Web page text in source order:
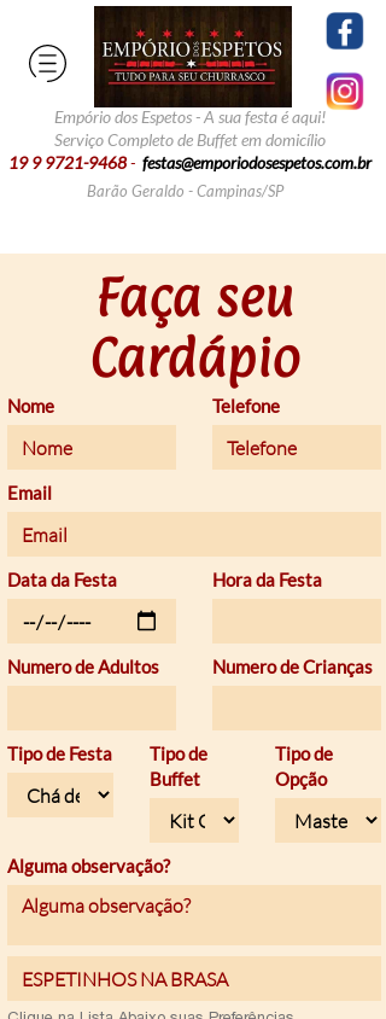
Empório dos Espetos - A sua festa é aqui!
Serviço Completo de Buffet em domicílio
19 9 9721-9468- festas@emporiodosespetos.com.br
Barão Geraldo - Campinas/SP
Faça seu
Cardápio
Nome Telefone
Email
Data da Festa Hora da Festa
Numero de Adultos Numero de Crianças
Tipo de Festa
Tipo de
Buffet
Tipo de
Opção
Alguma observação?
Email